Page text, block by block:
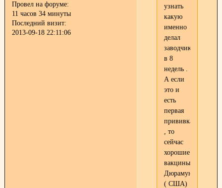
Провел на форуме:
11 часов 34 минуты
Последний визит:
2013-09-18 22:11:06
узнать
какую
именно
делал
заводчик
в 8
недель .
А если
это и
есть
первая
прививка
, то
сейчас
хорошие
вакцины
Дюрамун
( США)